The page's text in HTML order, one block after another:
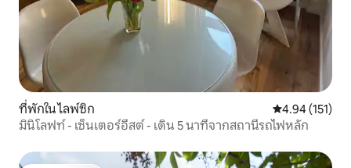
ที่พักใน ไลพ์ซิก คะแนนเฉลี่ย
4.94 (151)
มินิโลฟท์ - เซ็นเตอร์อีสต์ - เดิน 5 นาทีจากสถานีรถไฟหลัก